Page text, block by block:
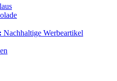
Nachhaltige Werbeartikel